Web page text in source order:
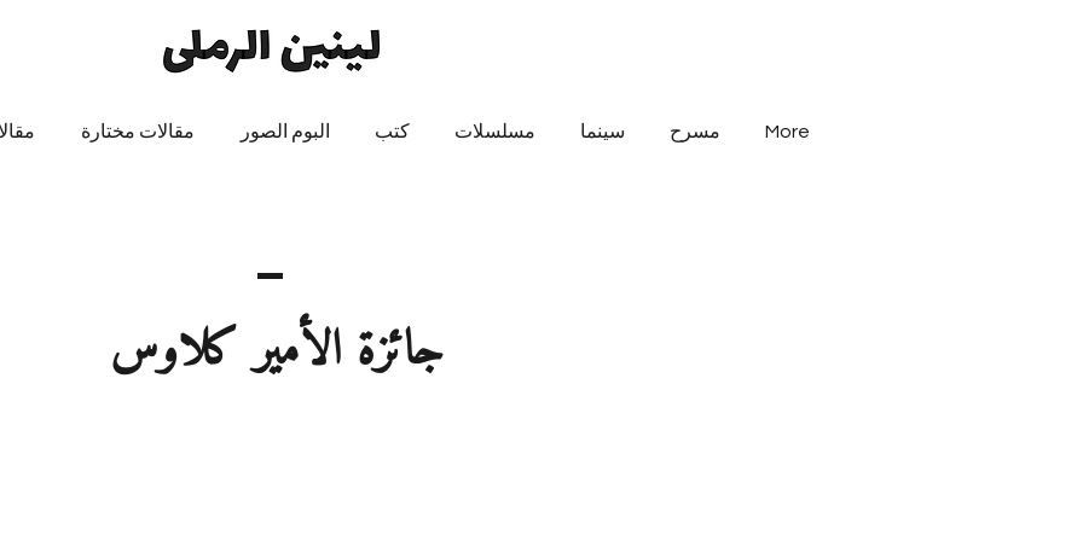
مقالات مختارة البوم الصور كتب مسلسلات سينما مسرح More
جائزة الأمير كلاوس